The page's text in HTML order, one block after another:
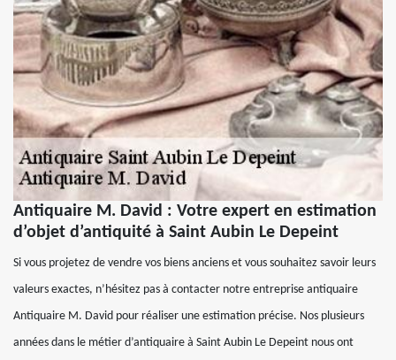
Antiquaire M. David : Votre expert en estimation
d’objet d’antiquité à Saint Aubin Le Depeint
Si vous projetez de vendre vos biens anciens et vous souhaitez savoir leurs
valeurs exactes, n’hésitez pas à contacter notre entreprise antiquaire
Antiquaire M. David pour réaliser une estimation précise. Nos plusieurs
années dans le métier d’antiquaire à Saint Aubin Le Depeint nous ont